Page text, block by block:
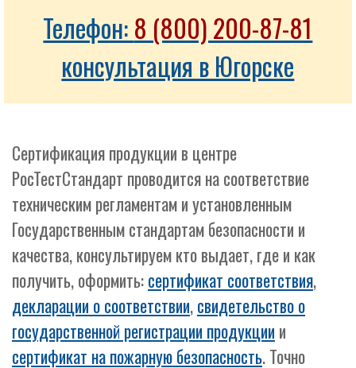
Телефон:8 (800) 200-87-81
консультация в Югорске
Сертификация продукции в центре
РосТестСтандарт проводится на соответствие
техническим регламентам и установленным
Государственным стандартам безопасности и
качества, консультируем кто выдает, где и как
получить, оформить:сертификат соответствия,
декларации о соответствии,свидетельство о
государственной регистрации продукции и
сертификат на пожарную безопасность. Точно